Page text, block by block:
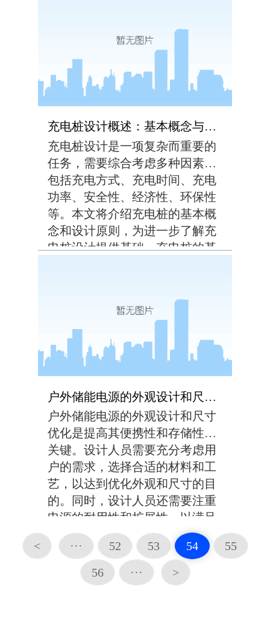
全。应采取多重保护措施，如过
流保护、过充保护、短路...
充电桩设计概述：基本概念与原则
充电桩设计是一项复杂而重要的
任务，需要综合考虑多种因素，
包括充电方式、充电时间、充电
功率、安全性、经济性、环保性
等。本文将介绍充电桩的基本概
念和设计原则，为进一步了解充
电桩设计提供基础。充电桩的基
接口、充电模块、控制系统和信
息显示屏等部分。充电...
户外储能电源的外观设计和尺寸如何优化，以便携带和存储？
户外储能电源的外观设计和尺寸
优化是提高其便携性和存储性的
关键。设计人员需要充分考虑用
户的需求，选择合适的材料和工
艺，以达到优化外观和尺寸的目
的。同时，设计人员还需要注重
电源的耐用性和扩展性，以满足
用户多样化的需求。...
<
··· 52 53 54
55
56
··· >